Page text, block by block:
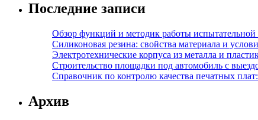
Последние записи
Обзор функций и методик работы испытательной
Силиконовая резина: свойства материала и
Электротехнические корпуса из металла и
Строительство площадки под автомобиль с
Справочник по контролю качества печатных
Архив